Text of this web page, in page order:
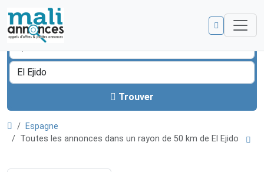
Trouver
Espagne
Toutes les annonces dans un rayon de 50 km de El Ejido